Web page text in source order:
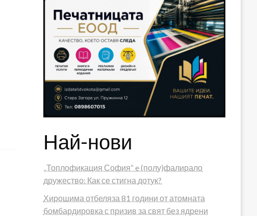
Най-нови
„Топлофикация София“ e (полу)фалирало
дружество: Как се стигна дотук?
Хирошима отбеляза 81 години от атомната
бомбардировка с призив за свят без ядрени